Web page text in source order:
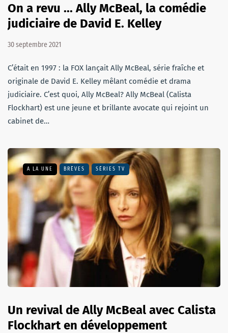
On a revu ... Ally McBeal, la comédie
judiciaire de David E. Kelley
30 septembre 2021
C’était en 1997 : la FOX lançait Ally McBeal, série fraîche et
originale de David E. Kelley mêlant comédie et drama
judiciaire. C’est quoi, Ally McBeal? Ally McBeal (Calista
Flockhart) est une jeune et brillante avocate qui rejoint un
cabinet de…
A LA UNE BRÈVES SÉRIES TV
Un revival de Ally McBeal avec Calista
Flockhart en développement